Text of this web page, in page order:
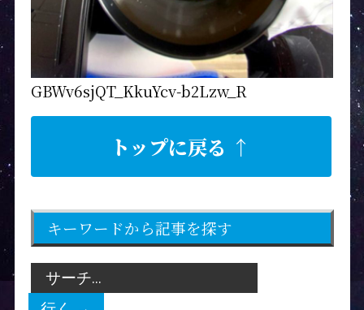
GBWv6sjQT_KkuYcv-b2Lzw_R
トップに戻る ↑
キーワードから記事を探す